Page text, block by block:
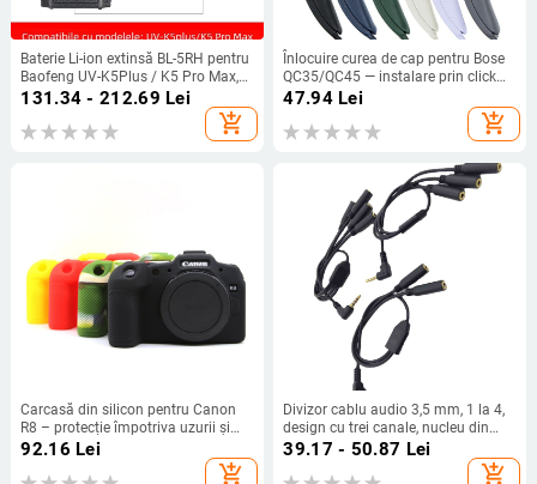
Baterie Li-ion extinsă BL-5RH pentru
Baofeng UV-K5Plus / K5 Pro Max,
6800mAh, rezistentă la apă,
distanță de comunicare 1,5–3 km
131.34 - 212.69 Lei
add_shopping_cart
Înlocuire curea de cap pentru Bose
QC35/QC45 — instalare prin click
sus-jos, compatibil QC35/QC45,
47.94Lei
add_shopping_cart
Carcasă din silicon pentru Canon
R8 – protecție împotriva uzurii și
loviturilor (model R8)
92.16 Lei
add_shopping_cart
Divizor cablu audio 3,5 mm, 1 la 4,
design cu trei canale, nucleu din
cupru pur
39.17 - 50.87 Lei
add_shopping_cart